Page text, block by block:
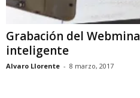
Grabación del
inteligente
Alvaro Llorente - 8 marzo, 2017